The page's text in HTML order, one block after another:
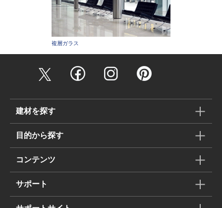
複層ガラス
建材を探す
目的から探す
コンテンツ
サポート